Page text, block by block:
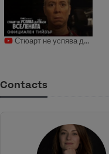
Стюарт не успява д...
Contacts